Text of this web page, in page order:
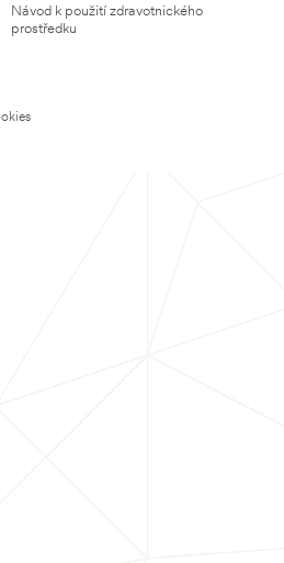
Návod k použití zdravotnického
prostředku